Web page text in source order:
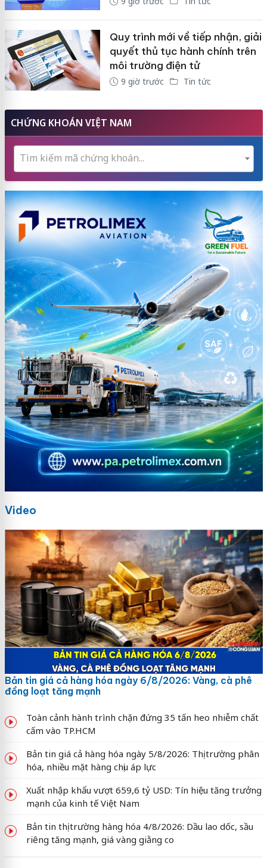
Quy trình mới về tiếp nhận, giải
quyết thủ tục hành chính trên
môi trường điện tử
9 giờ trước Tin tức
CHỨNG KHOÁN VIỆT NAM
Tìm kiếm mã chứng khoán...
Video
Bản tin giá cả hàng hóa ngày 6/8/2026: Vàng, cà phê
đồng loạt tăng mạnh
Toàn cảnh hành trình chặn đứng 35 tấn heo nhiễm chất
cấm vào TP.HCM
Bản tin giá cả hàng hóa ngày 5/8/2026: Thị trường phân
hóa, nhiều mặt hàng chịu áp lực
Xuất nhập khẩu vượt 659,6 tỷ USD: Tín hiệu tăng trưởng
mạnh của kinh tế Việt Nam
Bản tin thị trường hàng hóa 4/8/2026: Dầu lao dốc, sầu
riêng tăng mạnh, giá vàng giằng co